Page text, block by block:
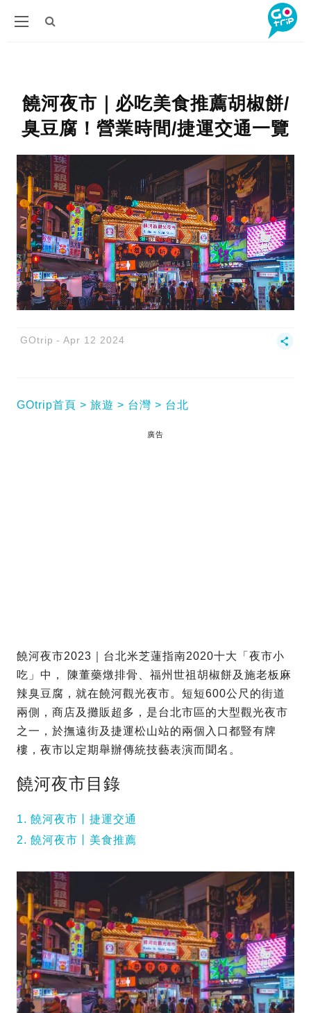
饒河夜市｜必吃美食推薦胡椒餅/
臭豆腐！營業時間/捷運交通一覽
GOtrip Apr 12 2024
GOtrip首頁 旅遊 台灣 台北
廣告
饒河夜市2023｜台北米芝蓮指南2020十大「夜市小
吃」中， 陳董藥燉排骨、福州世祖胡椒餅及施老板麻
辣臭豆腐，就在饒河觀光夜市。短短600公尺的街道
兩側，商店及攤販超多，是台北市區的大型觀光夜市
之一，於撫遠街及捷運松山站的兩個入口都豎有牌
樓，夜市以定期舉辦傳統技藝表演而聞名。
饒河夜市目錄
1. 饒河夜市丨捷運交通
2. 饒河夜市丨美食推薦